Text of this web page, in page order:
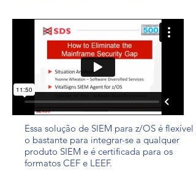
Essa solução de SIEM para z/OS é flexível
o bastante para integrar-se a qualquer
produto SIEM e é certificada para os
formatos CEF e LEEF.